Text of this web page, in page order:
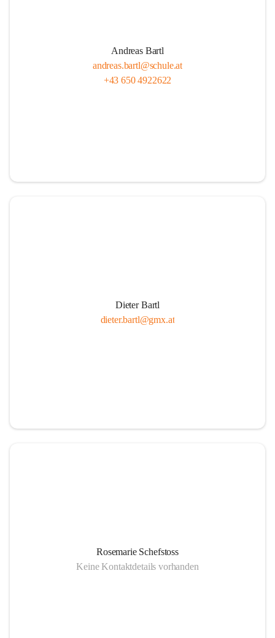
Andreas Bartl
andreas.bartl@schule.at
+43 650 4922622
Dieter Bartl
dieter.bartl@gmx.at
Rosemarie Schefstoss
Keine Kontaktdetails vorhanden